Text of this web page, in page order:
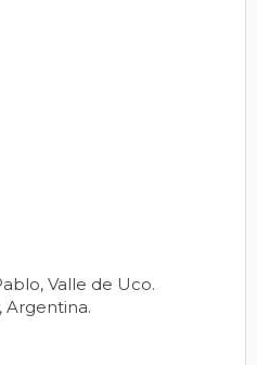
Valle de Uco.
Argentina.